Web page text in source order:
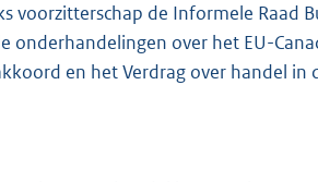
voorzitterschap de Informele Raad
onderhandelingen over het EU-
en het Verdrag over handel in